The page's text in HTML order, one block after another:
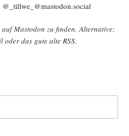
@_tillwe_@mastodon.social
Mast­o­don zu fin­den. Alter­na­ti­ve:
oder das gute alte RSS.